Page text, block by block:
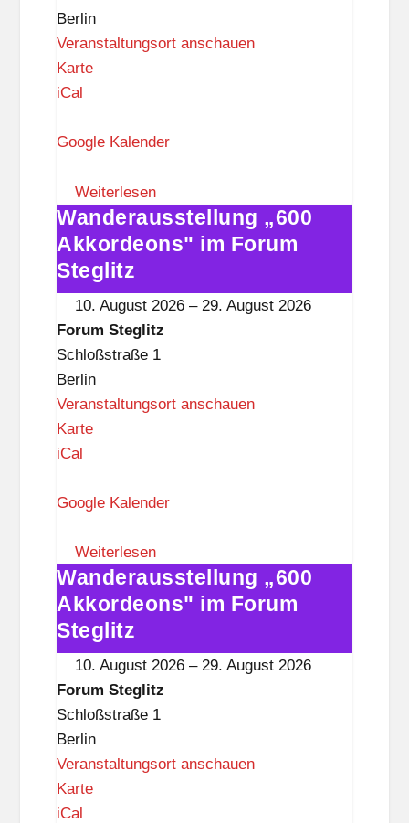
Berlin
Veranstaltungsort anschauen
KarteF
u
S
t
e
g
l
i
t
z
iCal
Google Kalender
Weiterlesen
Wanderausstellung
„600
Akkordeons"
im
Forum
Steglitz
Wanderausstellung „600
Akkordeons" im Forum
Steglitz
10. August 2026 – 29. August 2026
Forum Steglitz
Schloßstraße 1
Berlin
Veranstaltungsort anschauen
KarteF
u
S
t
e
g
l
i
t
z
iCal
Google Kalender
Weiterlesen
Wanderausstellung
„600
Akkordeons"
im
Forum
Steglitz
Wanderausstellung „600
Akkordeons" im Forum
Steglitz
10. August 2026 –29. August 2026
Forum Steglitz
Schloßstraße 1
Berlin
Veranstaltungsort anschauen
KarteF
iCal